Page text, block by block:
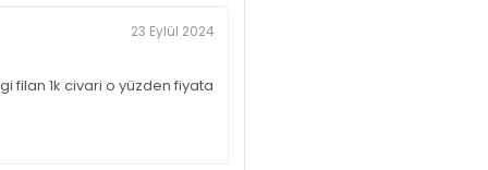
23 Eylül 2024
filan 1k civari o yüzden fiyata